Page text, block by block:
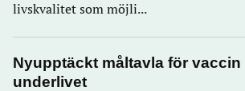
livskvalitet som möjli...
Nyupptäckt måltavla för vaccin
underlivet